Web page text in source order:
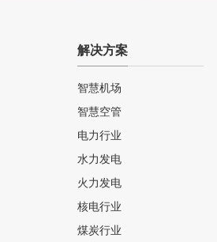
解决方案
智慧机场
智慧空管
电力行业
水力发电
火力发电
核电行业
煤炭行业